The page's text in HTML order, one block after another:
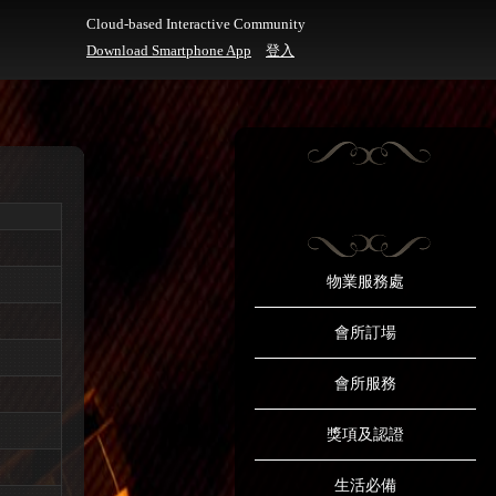
Cloud-based Interactive Community
Download Smartphone App
登入
物業服務處
會所訂場
會所服務
獎項及認證
生活必備